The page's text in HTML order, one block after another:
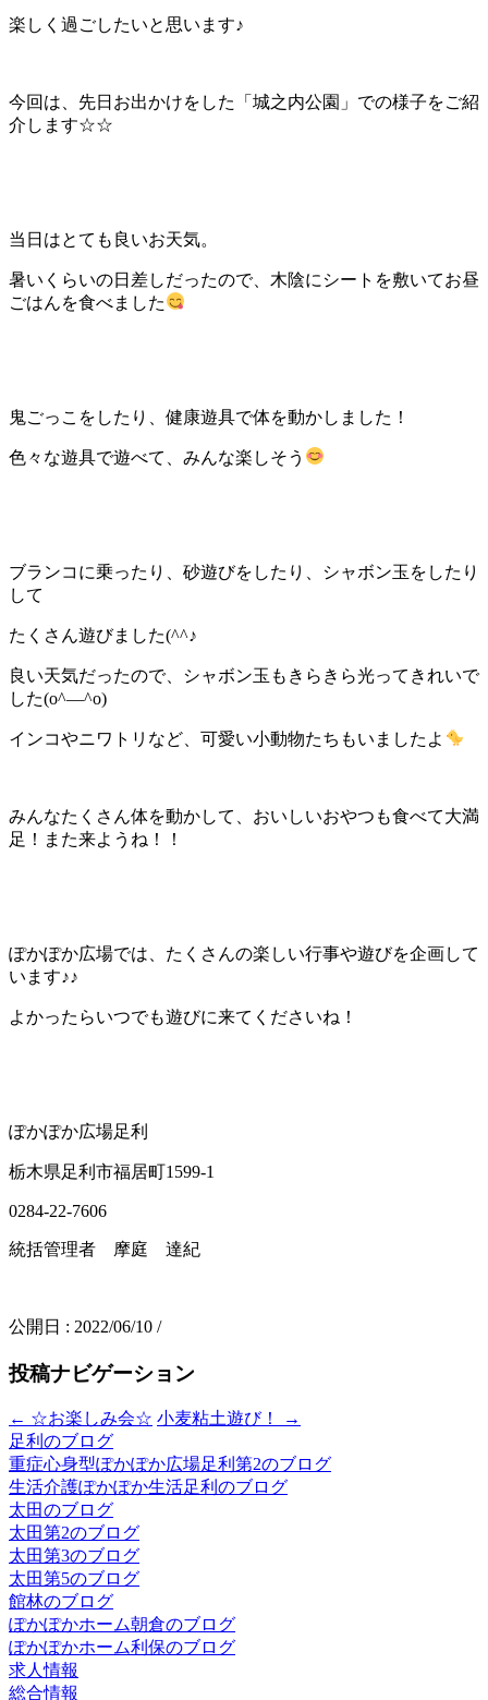
楽しく過ごしたいと思います♪
今回は、先日お出かけをした「城之内公園」での様子をご紹
介します☆☆
当日はとても良いお天気。
暑いくらいの日差しだったので、木陰にシートを敷いてお昼
ごはんを食べました
鬼ごっこをしたり、健康遊具で体を動かしました！
色々な遊具で遊べて、みんな楽しそう
ブランコに乗ったり、砂遊びをしたり、シャボン玉をしたり
して
たくさん遊びました(^^♪
良い天気だったので、シャボン玉もきらきら光ってきれいで
した(o^―^o)
インコやニワトリなど、可愛い小動物たちもいましたよ
みんなたくさん体を動かして、おいしいおやつも食べて大満
足！また来ようね！！
ぽかぽか広場では、たくさんの楽しい行事や遊びを企画して
います♪♪
よかったらいつでも遊びに来てくださいね！
ぽかぽか広場足利
栃木県足利市福居町1599-1
0284-22-7606
統括管理者 摩庭 達紀
公開日 : 2022/06/10 /
投稿ナビゲーション
← ☆お楽しみ会☆ 小麦粘土遊び！
→
足利のブログ
重症心身型ぽかぽか広場足利第2のブログ
生活介護ぽかぽか生活足利のブログ
太田のブログ
太田第2のブログ
太田第3のブログ
太田第5のブログ
館林のブログ
ぽかぽかホーム朝倉のブログ
ぽかぽかホーム利保のブログ
求人情報
総合情報